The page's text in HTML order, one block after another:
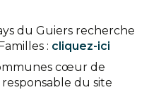
du Guiers recherche
: cliquez-ici
cœur de
du site